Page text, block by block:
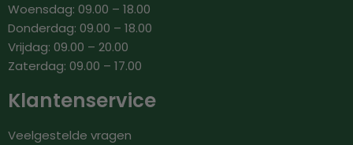
Woensdag: 09.00 – 18.00
Donderdag: 09.00 – 18.00
Vrijdag: 09.00 – 20.00
Zaterdag: 09.00 – 17.00
Klantenservice
Veelgestelde vragen